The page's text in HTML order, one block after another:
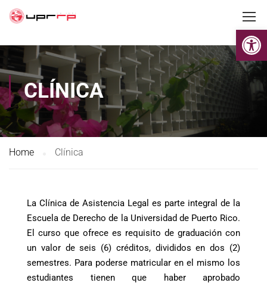
CLÍNICA
Home Clínica
La Clínica de Asistencia Legal es parte integral de la
Escuela de Derecho de la Universidad de Puerto Rico.
El curso que ofrece es requisito de graduación con
un valor de seis (6) créditos, divididos en dos (2)
semestres. Para poderse matricular en el mismo los
estudiantes tienen que haber aprobado